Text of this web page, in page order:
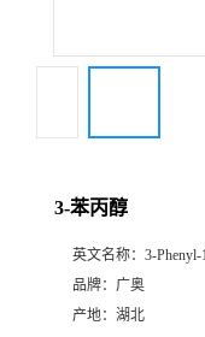
3-苯丙醇
英文名称： 3-Phenyl-
品牌： 广奥
产地： 湖北